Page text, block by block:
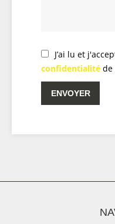
J’ai lu et
confidentialité de
ENVOYER